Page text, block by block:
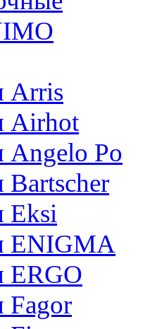
Arris
Airhot
Angelo Po
Bartscher
Eksi
ENIGMA
ERGO
Fagor